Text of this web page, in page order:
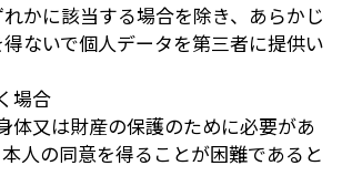
かに該当する場合を除き、あらかじ
ないで個人データを第三者に提供い
場合
体又は財産の保護のために必要があ
人の同意を得ることが困難であると